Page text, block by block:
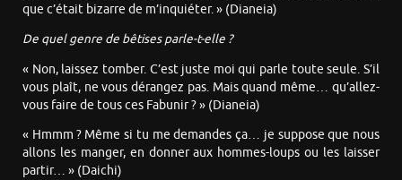
que c’était bizarre de m’inquiéter. » (Dianeia)
De quel genre de bêtises parle-t-elle ?
« Non, laissez tomber. C’est juste moi qui parle toute seule. S’il
vous plaît, ne vous dérangez pas. Mais quand même… qu’allez-
vous faire de tous ces Fabunir ? » (Dianeia)
« Hmmm ? Même si tu me demandes ça… je suppose que nous
allons les manger, en donner aux hommes-loups ou les laisser
partir… » (Daichi)